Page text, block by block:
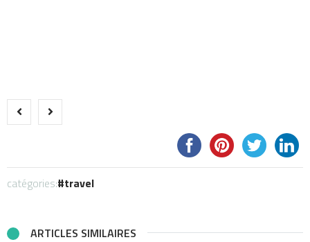
catégories: travel
ARTICLES SIMILAIRES